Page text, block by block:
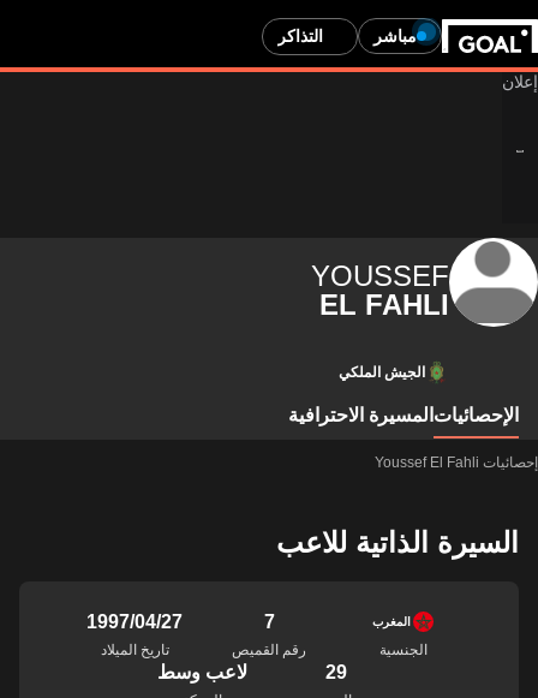
مباشر التذاكر
YOUSSEF
EL FAHLI
الجيش الملكي
الإحصائيات المسيرة الاحترافية
إحصائيات Youssef El Fahli
السيرة الذاتية للاعب
المغرب
الجنسية
7
رقم القميص
27‏/04‏/1997
تاريخ الميلاد
29 لاعب وسط